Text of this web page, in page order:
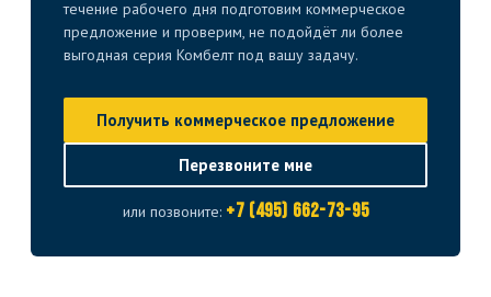
течение рабочего дня подготовим коммерческое
предложение и проверим, не подойдёт ли более
выгодная серия Комбелт под вашу задачу.
Получить коммерческое предложение
Перезвоните мне
или позвоните: +7 (495) 662-73-95